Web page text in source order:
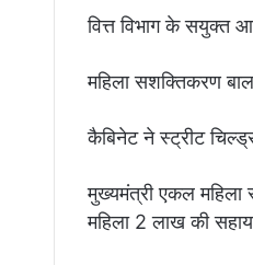
वित्त विभाग के सयुक्त
महिला सशक्तिकरण
कैबिनेट ने स्ट्रीट
मुख्यमंत्री एकल महिला
महिला 2 लाख की